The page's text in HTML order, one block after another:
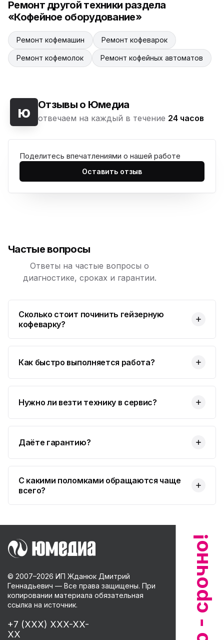
Ремонт другой техники раздела
«Кофейное оборудование»
Ремонт кофемашин Ремонт кофеварок
Ремонт кофемолок Ремонт кофейных автоматов
ю Отзывы о Юмедиа
отвечаем на каждый в течение 24 часов
Поделитесь впечатлениями о нашей работе
Оставить отзыв
Частые вопросы
Ответы на частые вопросы о
диагностике, сроках и гарантии.
Сколько стоит починить гейзерную
кофеварку?
Как быстро выполняется работа?
Нужно ли везти технику в сервис?
Даёте гарантию?
С какими поломками обращаются чаще
всего?
© 2007–2026 ИП Жданюк Дмитрий
Геннадьевич — Все права защищены. При
копировании материала обязательная
ссылка на источник.
+7 (XXX) XXX-XX-
XX